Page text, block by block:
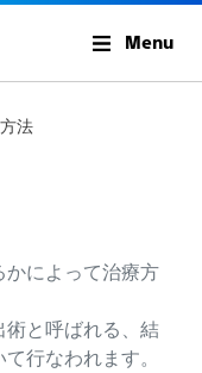
Menu
法
かによって治療方
と呼ばれる、結
行なわれます。